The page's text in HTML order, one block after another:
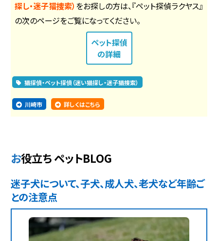
探し・迷子猫捜索） をお探しの方は、『ペット探偵ラクヤス』
の次のページをご覧になってください。
ペット探偵
の詳細
猫探偵・ペット探偵（迷い猫探し・迷子猫捜索）
川崎市 詳しくはこちら
お役立ち ペットBLOG
迷子犬について、子犬、成人犬、老犬など年齢ご
との注意点